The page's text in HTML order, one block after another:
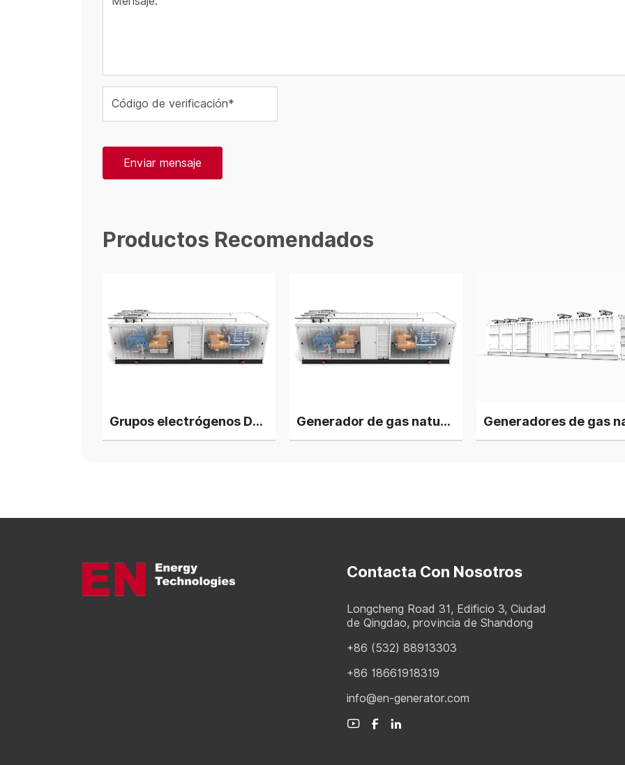
Código de verificación*
Enviar mensaje
Productos Recomendados
Grupos electrógenos Deutz Biogas de 1800 kW, 4 unidades en planta de energía en paralelo Generador de gas natural Deutz V12 de 2 MW, 4 grupos en planta de energía en paralelo
Contacta Con Nosotros
Longcheng Road 31, Edificio 3, Ciudad
de Qingdao, provincia de Shandong
+86 (532) 88913303
+86 18661918319
info@en-generator.com